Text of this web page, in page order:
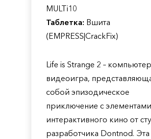
MULTi10
Таблетка: Вшита
(EMPRESS|CrackFix)
Life is Strange 2 –
видеоигра,
собой эпизодическое
приключение с элементами
интерактивного кино от
разработчика Dontnod. Эта